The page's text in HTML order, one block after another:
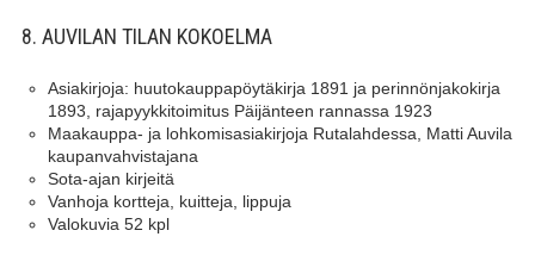
8. AUVILAN TILAN KOKOELMA
Asiakirjoja: huutokauppapöytäkirja 1891 ja perinnönjakokirja
1893, rajapyykkitoimitus Päijänteen rannassa 1923
Maakauppa- ja lohkomisasiakirjoja Rutalahdessa, Matti Auvila
kaupanvahvistajana
Sota-ajan kirjeitä
Vanhoja kortteja, kuitteja, lippuja
Valokuvia 52 kpl